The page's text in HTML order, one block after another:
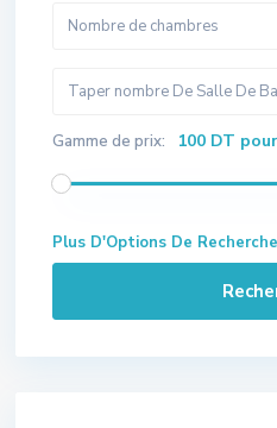
Gamme de prix: 100 DT
Plus D'Options De Recherche